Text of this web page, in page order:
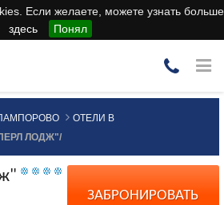
Если желаете, можете узнать больше
здесь
Понял
ОТЕЛИ В
ЛОДЖ"/
ЗАБРОНИРОВАТЬ